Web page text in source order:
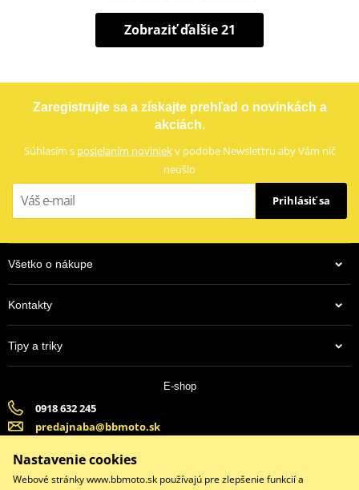
Zobraziť ďalšie 21
Zaregistrujte sa a získajte prehľad o novinkách a
akciách.
Súhlasím s posielaním noviniekv podobe Newslettru aby Vám nič
neušlo
Prihlásiť sa
Všetko o nákupe
Kontakty
Tipy a triky
E-shop
0918 632 245
predajnaba@bbmoto.sk
(Po-Pi 9:00-18:00, So-9:00-15:00)
Nastavenie cookies
Webové stránky www.bbmoto.sk používajú pre zlepšenie funkcií a